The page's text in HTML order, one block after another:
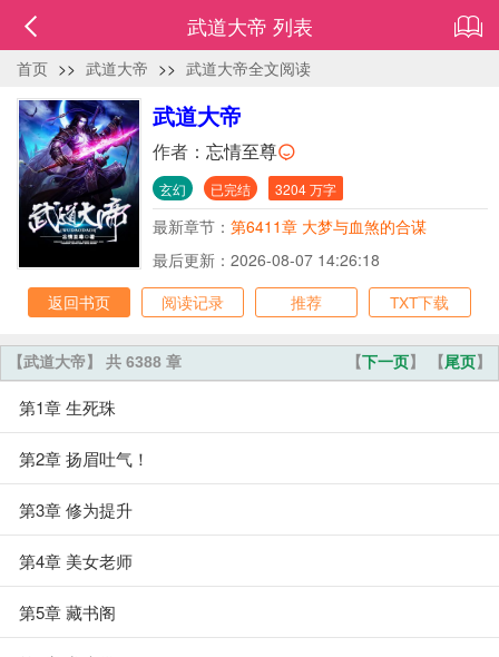
武道大帝 列表
首页 >> 武道大帝 >> 武道大帝全文阅读
武道大帝
作者： 忘情至尊
玄幻 已完结 3204 万字
最新章节： 第6411章 大梦与血煞的合谋
最后更新：2026-08-07 14:26:18
返回书页
阅读记录 推荐 TXT下载
【下一页】 【尾页】
【武道大帝】 共 6388 章
第1章 生死珠
第2章 扬眉吐气！
第3章 修为提升
第4章 美女老师
第5章 藏书阁